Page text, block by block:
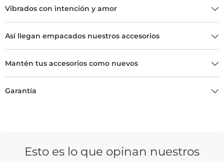
Vibrados con intención y amor
Así llegan empacados nuestros accesorios
Mantén tus accesorios como nuevos
Garantía
Esto es lo que opinan nuestros